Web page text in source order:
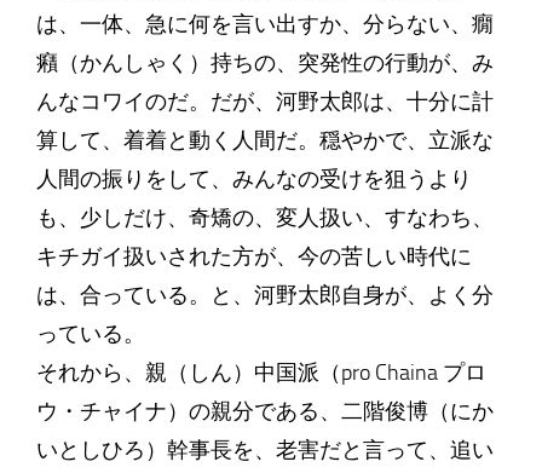
は、一体、急に何を言い出すか、分らない、癇
癪（かんしゃく）持ちの、突発性の行動が、み
んなコワイのだ。だが、河野太郎は、十分に計
算して、着着と動く人間だ。穏やかで、立派な
人間の振りをして、みんなの受けを狙うより
も、少しだけ、奇矯の、変人扱い、すなわち、
キチガイ扱いされた方が、今の苦しい時代に
は、合っている。と、河野太郎自身が、よく分
っている。
それから、親（しん）中国派（pro Chaina プロ
ウ・チャイナ）の親分である、二階俊博（にか
いとしひろ）幹事長を、老害だと言って、追い